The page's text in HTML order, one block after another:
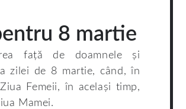
8 martie
față de doamnele și
zilei de 8 martie, când, în
Femeii, în același timp,
Mamei.